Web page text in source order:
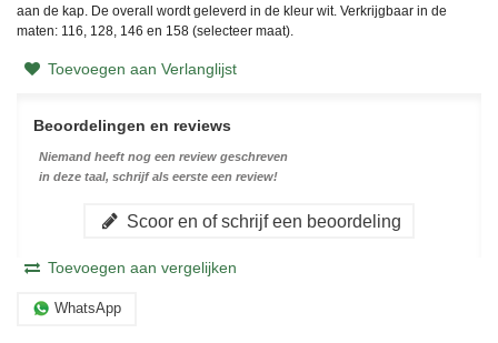
aan de kap. De overall wordt geleverd in de kleur wit. Verkrijgbaar in de
maten: 116, 128, 146 en 158 (selecteer maat).
Toevoegen aan Verlanglijst
Beoordelingen en reviews
Niemand heeft nog een review geschreven
in deze taal, schrijf als eerste een review!
Scoor en of schrijf een beoordeling
Toevoegen aan vergelijken
WhatsApp